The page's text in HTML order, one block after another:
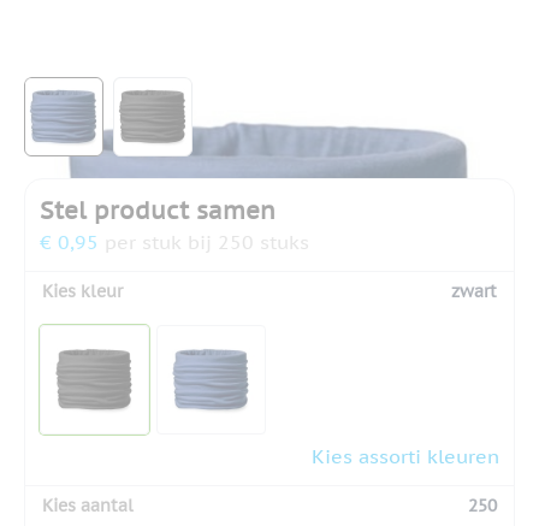
View larger imageView larger image
Stel product samen
€ 0,95 per stuk bij 250 stuks
Kies kleur zwart
Kies assorti kleuren
Kies aantal 250